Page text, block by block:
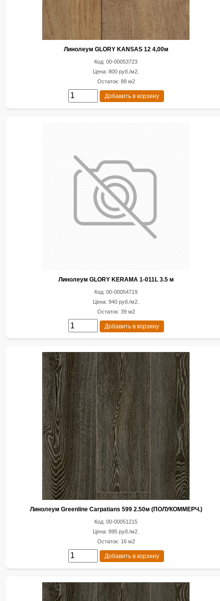
Линолеум GLORY KANSAS 12 4,00м
Код: 00-00053723
Цена: 800 руб./м2.
Остаток: 88 м2
Добавить в корзину
Линолеум GLORY KERAMA 1-011L 3.5 м
Код: 00-00054719
Цена: 940 руб./м2.
Остаток: 39 м2
Добавить в корзину
Линолеум Greenline Carpatians 599 2.50м (ПОЛУКОММЕРЧ.)
Код: 00-00051215
Цена: 895 руб./м2.
Остаток: 16 м2
Добавить в корзину